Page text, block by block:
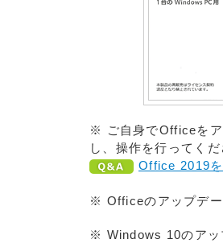
※ ご自身でOfficeをア
し、操作を行ってく
Office 2019
※ Officeのアップデー
※ Windows 10のアッ